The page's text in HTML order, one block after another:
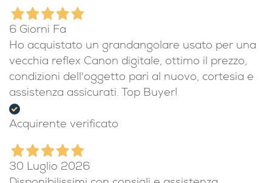
6 Giorni Fa
Ho acquistato un grandangolare usato per una
vecchia reflex Canon digitale, ottimo il prezzo,
condizioni dell'oggetto pari al nuovo, cortesia e
assistenza assicurati. Top Buyer!
Acquirente verificato
30 Luglio 2026